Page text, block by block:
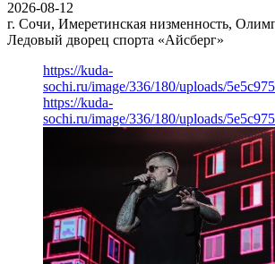
2026-08-12
г. Сочи, Имеретинская низменность,
Ледовый дворец спорта «Айсберг»
https://kuda-
sochi.ru/image/336/180/uploads/
https://kuda-
sochi.ru/image/336/180/uploads/